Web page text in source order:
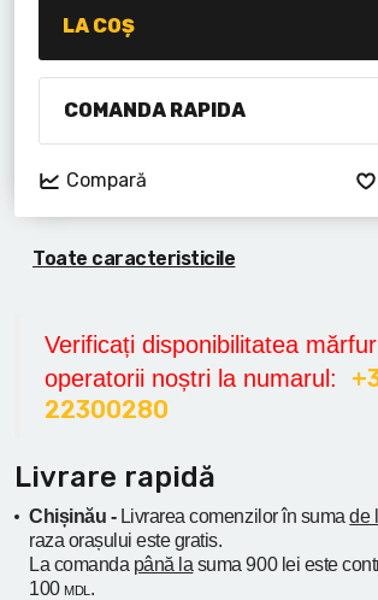
Seturi de scule cu acumulator
Acumulatoare si încărcătoare
Alte scule cu acumulator
Toate caracteristicile
Verificați disponibilitatea
operatorii noștri la numarul:
22300280
Livrare rapidă
Chișinău - Livrarea comenzilor în sumade
raza orașului este gratis.
La comanda până la suma 900 lei este
100 MDL .
LA COȘ
COMANDA RAPIDA
Compară